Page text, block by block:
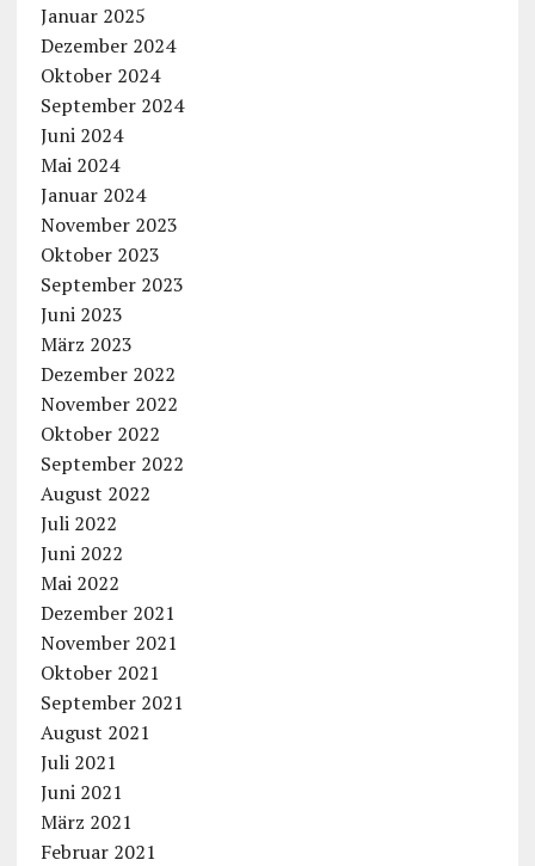
Januar 2025
Dezember 2024
Oktober 2024
September 2024
Juni 2024
Mai 2024
Januar 2024
November 2023
Oktober 2023
September 2023
Juni 2023
März 2023
Dezember 2022
November 2022
Oktober 2022
September 2022
August 2022
Juli 2022
Juni 2022
Mai 2022
Dezember 2021
November 2021
Oktober 2021
September 2021
August 2021
Juli 2021
Juni 2021
März 2021
Februar 2021